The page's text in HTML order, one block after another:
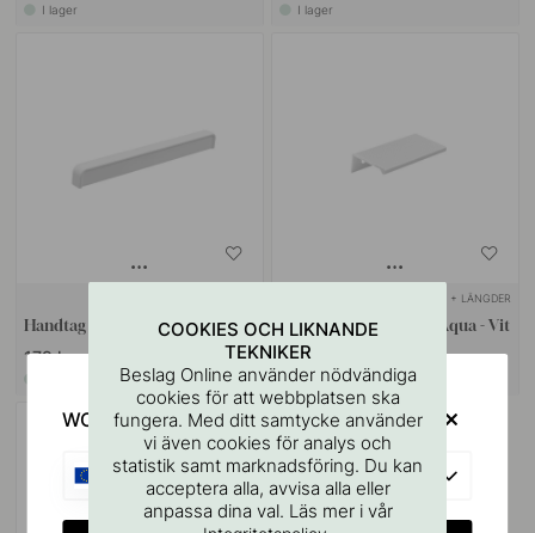
I lager I lager
Handtag Aurelia - 160mm - Vit
179 kr
+ LÄNGDER
Profilhandtag Square Aqua - Vit
209 kr
I lager
COOKIES OCH LIKNANDE
TEKNIKER
Beslag Online använder nödvändiga
cookies för att webbplatsen ska
fungera. Med ditt samtycke använder
vi även cookies för analys och
statistik samt marknadsföring. Du kan
acceptera alla, avvisa alla eller
anpassa dina val. Läs mer i vår
WOULD YOU RATHER VISIT?
EU